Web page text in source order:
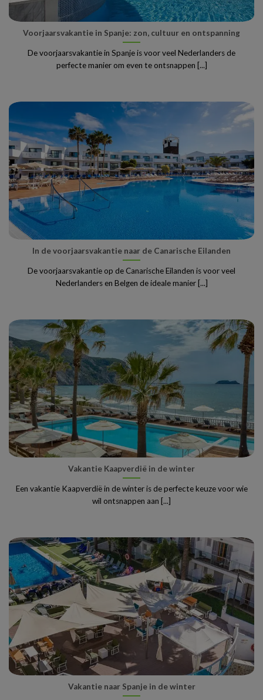
Voorjaarsvakantie in Spanje: zon, cultuur en ontspanning
De voorjaarsvakantie in Spanje is voor veel Nederlanders de
perfecte manier om even te ontsnappen [...]
In de voorjaarsvakantie naar de Canarische Eilanden
De voorjaarsvakantie op de Canarische Eilanden is voor veel
Nederlanders en Belgen de ideale manier [...]
Vakantie Kaapverdië in de winter
Een vakantie Kaapverdië in de winter is de perfecte keuze voor wie
wil ontsnappen aan [...]
Vakantie naar Spanje in de winter